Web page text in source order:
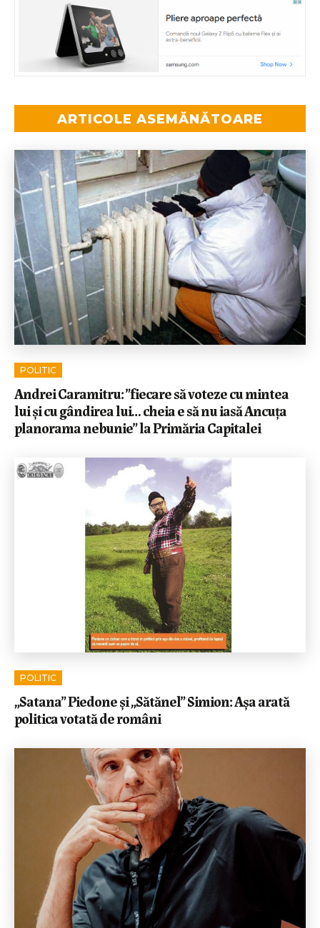
ARTICOLE ASEMĂNĂTOARE
POLITIC
Andrei Caramitru: ”fiecare să voteze cu mintea
lui și cu gândirea lui… cheia e să nu iasă Ancuța
planorama nebunie” la Primăria Capitalei
POLITIC
„Satana” Piedone și „Sătănel” Simion: Așa arată
politica votată de români